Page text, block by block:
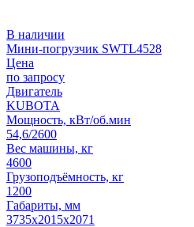
В наличии
Мини-погрузчик SWTL4528
Цена
по запросу
Двигатель
KUBOTA
Мощность, кВт/об.мин
54,6/2600
Вес машины, кг
4600
Грузоподъёмность, кг
1200
Габариты, мм
3735х2015х2071